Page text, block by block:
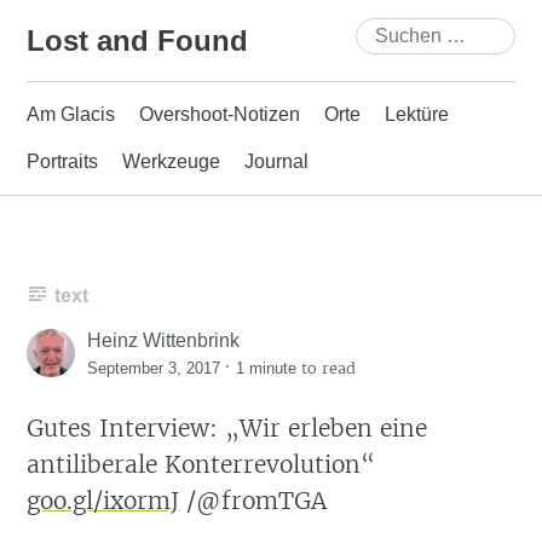
Lost and Found
Suchen
nach:
Am Glacis Overshoot-Notizen Orte Lektüre
Portraits Werkzeuge Journal
text
Heinz Wittenbrink
September 3, 2017 · 1 minute to read
Gutes Interview: „Wir erleben eine
antiliberale Konterrevolution“
goo.gl/ixormJ /@fromTGA